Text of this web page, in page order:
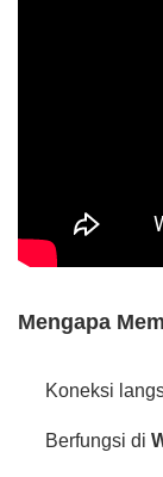
Mengapa
Koneksi
Berfungsi di